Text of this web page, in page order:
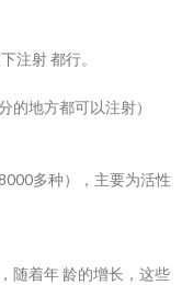
注射 都行。
分的地方都可以注射）
多种），主要为活性
随着年 龄的增长，这些